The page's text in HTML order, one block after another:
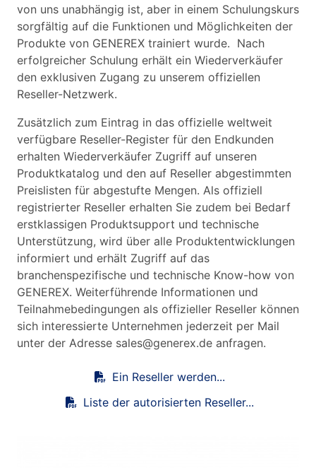
von uns unabhängig ist, aber in einem Schulungskurs
sorgfältig auf die Funktionen und Möglichkeiten der
Produkte von GENEREX trainiert wurde. Nach
erfolgreicher Schulung erhält ein Wiederverkäufer
den exklusiven Zugang zu unserem offiziellen
Reseller-Netzwerk.
Zusätzlich zum Eintrag in das offizielle weltweit
verfügbare Reseller-Register für den Endkunden
erhalten Wiederverkäufer Zugriff auf unseren
Produktkatalog und den auf Reseller abgestimmten
Preislisten für abgestufte Mengen. Als offiziell
registrierter Reseller erhalten Sie zudem bei Bedarf
erstklassigen Produktsupport und technische
Unterstützung, wird über alle Produktentwicklungen
informiert und erhält Zugriff auf das
branchenspezifische und technische Know-how von
GENEREX. Weiterführende Informationen und
Teilnahmebedingungen als offizieller Reseller können
sich interessierte Unternehmen jederzeit per Mail
unter der Adresse sales@generex.de anfragen.
Ein Reseller werden...
Liste der autorisierten Reseller...